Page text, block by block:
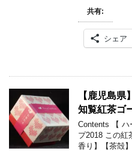
共有:
シェア
【鹿児島
知覧紅茶ゴ
Contents 【 ハ
プ2018 この紅
香り】【茶殻